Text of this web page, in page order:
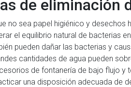
de eliminación
no sea papel higiénico y
el equilibrio natural de bacterias
pueden dañar las bacterias y
cantidades de agua pueden
de fontanería de bajo flujo
una disposición adecuada de